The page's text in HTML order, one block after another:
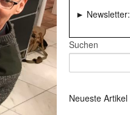
► Newsletter:
Suchen
Neueste Artikel